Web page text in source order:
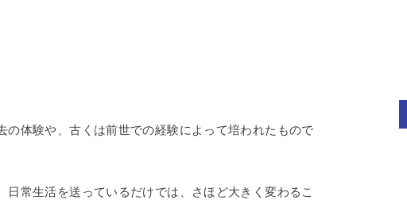
体験や、古くは前世での経験によって培われたもので
常生活を送っているだけでは、さほど大きく変わるこ